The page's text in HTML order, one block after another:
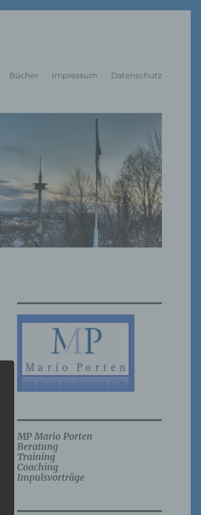
Bücher Impressum Datenschutz
MP Mario Porten
Beratung
Training
Coaching
Impulsvorträge